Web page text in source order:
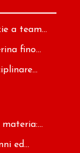
a team...
fino...
ed...